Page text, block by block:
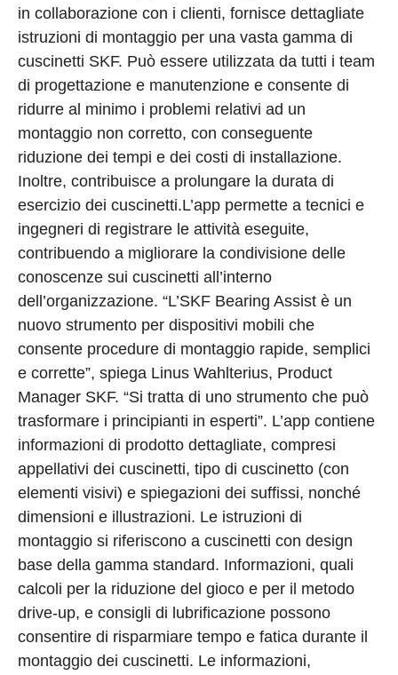
in collaborazione con i clienti, fornisce dettagliate
istruzioni di montaggio per una vasta gamma di
cuscinetti SKF. Può essere utilizzata da tutti i team
di progettazione e manutenzione e consente di
ridurre al minimo i problemi relativi ad un
montaggio non corretto, con conseguente
riduzione dei tempi e dei costi di installazione.
Inoltre, contribuisce a prolungare la durata di
esercizio dei cuscinetti.L’app permette a tecnici e
ingegneri di registrare le attività eseguite,
contribuendo a migliorare la condivisione delle
conoscenze sui cuscinetti all’interno
dell’organizzazione. “L’SKF Bearing Assist è un
nuovo strumento per dispositivi mobili che
consente procedure di montaggio rapide, semplici
e corrette”, spiega Linus Wahlterius, Product
Manager SKF. “Si tratta di uno strumento che può
trasformare i principianti in esperti”. L’app contiene
informazioni di prodotto dettagliate, compresi
appellativi dei cuscinetti, tipo di cuscinetto (con
elementi visivi) e spiegazioni dei suffissi, nonché
dimensioni e illustrazioni. Le istruzioni di
montaggio si riferiscono a cuscinetti con design
base della gamma standard. Informazioni, quali
calcoli per la riduzione del gioco e per il metodo
drive-up, e consigli di lubrificazione possono
consentire di risparmiare tempo e fatica durante il
montaggio dei cuscinetti. Le informazioni,